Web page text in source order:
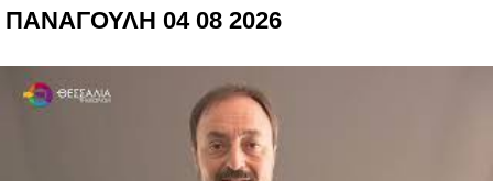
ΠΑΝΑΓΟΥΛΗ 04 08 2026